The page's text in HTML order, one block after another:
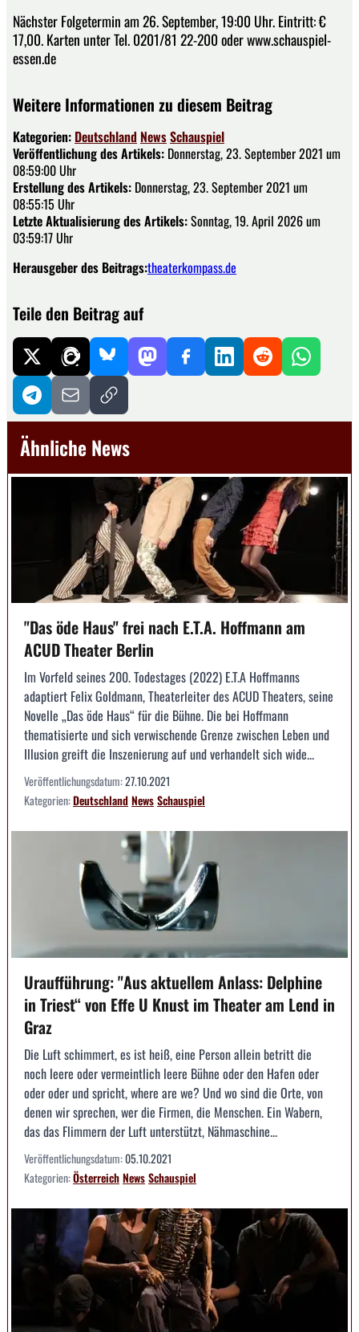
Nächster Folgetermin am 26. September, 19:00 Uhr. Eintritt: €
17,00. Karten unter Tel. 0201/81 22-200 oder www.schauspiel-
essen.de
Weitere Informationen zu diesem Beitrag
Kategorien: Deutschland NewsSchauspiel
Veröffentlichung des Artikels: Donnerstag, 23. September 2021 um
08:59:00 Uhr
Erstellung des Artikels: Donnerstag, 23. September 2021 um
08:55:15 Uhr
Letzte Aktualisierung des Artikels:Sonntag, 19. April 2026 um
03:59:17 Uhr
Herausgeber des Beitrags:theaterkompass.de
Teile den Beitrag auf
Ähnliche News
"Das öde Haus" frei nach E.T.A. Hoffmann am
ACUD Theater Berlin
Im Vorfeld seines 200. Todestages (2022) E.T.A Hoffmanns
adaptiert Felix Goldmann, Theaterleiter des ACUD Theaters, seine
Novelle „Das öde Haus“ für die Bühne. Die bei Hoffmann
thematisierte und sich verwischende Grenze zwischen Leben und
Illusion greift die Inszenierung auf und verhandelt sich wide...
Veröffentlichungsdatum:27.10.2021
Kategorien:DeutschlandNewsSchauspiel
Uraufführung: "Aus aktuellem Anlass: Delphine
in Triest“ von Effe U Knust im Theater am Lend in
Graz
Die Luft schimmert, es ist heiß, eine Person allein betritt die
noch leere oder vermeintlich leere Bühne oder den Hafen oder
oder oder und spricht, where are we? Und wo sind die Orte, von
denen wir sprechen, wer die Firmen, die Menschen. Ein Wabern,
das das Flimmern der Luft unterstützt, Nähmaschine...
Veröffentlichungsdatum:05.10.2021
Kategorien:ÖsterreichNewsSchauspiel